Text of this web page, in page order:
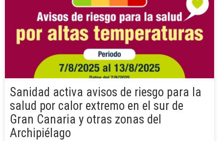
Sanidad activa avisos de riesgo para la
salud por calor extremo en el sur de
Gran Canaria y otras zonas del
Archipiélago